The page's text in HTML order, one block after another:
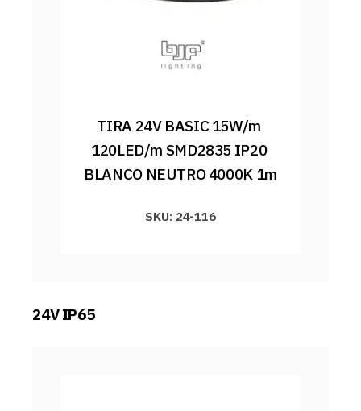
TIRA 24V BASIC 15W/m
120LED/m SMD2835 IP20
BLANCO NEUTRO 4000K 1m
SKU: 24-116
24V IP65